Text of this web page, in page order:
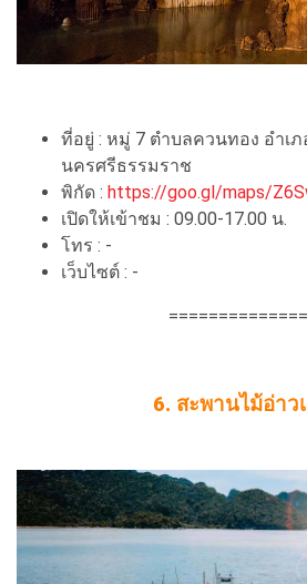
ที่อยู่ : หมู่ 7 ตำบลควนทอง อำเ
นครศรีธรรมราช
พิกัด : https://goo.gl/maps/
เปิดให้เข้าชม : 09.00-17.00 น.
โทร : -
เว็บไซต์ : -
6. สะพานไม้อ่าว